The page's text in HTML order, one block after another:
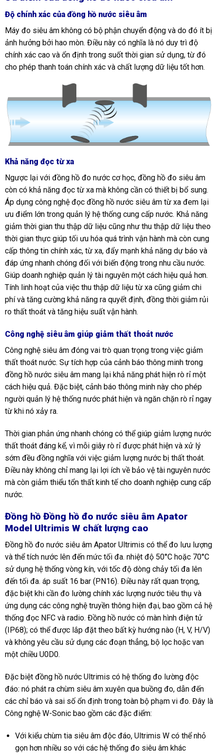
Độ chính xác của đồng hồ nước siêu âm
Máy đo siêu âm không có bộ phận chuyển động và do đó ít bị
ảnh hưởng bởi hao mòn. Điều này có nghĩa là nó duy trì độ
chính xác cao và ổn định trong suốt thời gian sử dụng, từ đó
cho phép thanh toán chính xác và chất lượng dữ liệu tốt hơn.
Khả năng đọc từ xa
Ngược lại với đồng hồ đo nước cơ học, đồng hồ đo siêu âm
còn có khả năng đọc từ xa mà không cần có thiết bị bổ sung.
Áp dụng công nghệ đọc đồng hồ nước siêu âm từ xa đem lại
ưu điểm lớn trong quản lý hệ thống cung cấp nước. Khả năng
giảm thời gian thu thập dữ liệu cũng như thu thập dữ liệu theo
thời gian thực giúp tối ưu hóa quá trình vận hành mà còn cung
cấp thông tin chính xác, từ xa, đẩy mạnh khả năng dự báo và
đáp ứng nhanh chóng đối với biến động trong nhu cầu nước.
Giúp doanh nghiệp quản lý tài nguyên một cách hiệu quả hơn.
Tính linh hoạt của việc thu thập dữ liệu từ xa cũng giảm chi
phí và tăng cường khả năng ra quyết định, đồng thời giảm rủi
ro thất thoát và tăng hiệu suất vận hành.
Công nghệ siêu âm giúp giảm thất thoát nước
Công nghệ siêu âm đóng vai trò quan trọng trong việc giảm
thất thoát nước. Sự tích hợp của cảnh báo thông minh trong
đồng hồ nước siêu âm mang lại khả năng phát hiện rò rỉ một
cách hiệu quả. Đặc biệt, cảnh báo thông minh này cho phép
người quản lý hệ thống nước phát hiện và ngăn chặn rò rỉ ngay
từ khi nó xảy ra.
Thời gian phản ứng nhanh chóng có thể giúp giảm lượng nước
thất thoát đáng kể, vì mỗi giây rò rỉ được phát hiện và xử lý
sớm đều đồng nghĩa với việc giảm lượng nước bị thất thoát.
Điều này không chỉ mang lại lợi ích về bảo vệ tài nguyên nước
mà còn giảm thiểu tổn thất kinh tế cho doanh nghiệp cung cấp
nước.
Đồng hồ Đồng hồ đo nước siêu âm Apator
Model Ultrimis W chất lượng cao
Đồng hồ đo nước siêu âm Apator Ultrimis có thể đo lưu lượng
và thể tích nước lên đến mức tối đa. nhiệt độ 50°C hoặc 70°C
sử dụng hệ thống vòng kín, với tốc độ dòng chảy tối đa lên
đến tối đa. áp suất 16 bar (PN16). Điều này rất quan trọng,
đặc biệt khi cần đo lường chính xác lượng nước tiêu thụ và
ứng dụng các công nghệ truyền thông hiện đại, bao gồm cả hệ
thống đọc NFC và radio. Đồng hồ nước có màn hình điện tử
(IP68); có thể được lắp đặt theo bất kỳ hướng nào (H, V, H/V)
và không yêu cầu sử dụng các đoạn thẳng, bộ lọc hoặc van
một chiều U0D0.
Đặc biệt đồng hồ nước Ultrimis có hệ thống đo lường độc
đáo: nó phát ra chùm siêu âm xuyên qua buồng đo, dẫn đến
các chỉ báo và sai số ổn định trong toàn bộ phạm vi đo. Đây là
Công nghệ W-Sonic bao gồm các đặc điểm:
Với kiểu chùm tia siêu âm độc đáo, Ultrimis W có thể nhỏ
gọn hơn nhiều so với các hệ thống đo siêu âm khác